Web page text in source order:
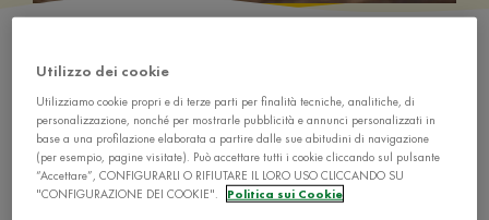
Ingredienti
Utilizzo dei cookie
Utilizziamo cookie propri e di terze parti per finalità tecniche, analitiche, di
personalizzazione, nonché per mostrarle pubblicità e annunci personalizzati in
base a una profilazione elaborata a partire dalle sue abitudini di navigazione
(per esempio, pagine visitate). Può accettare tutti i cookie cliccando sul pulsante
“Accettare”, CONFIGURARLI O RIFIUTARE IL LORO USO CLICCANDO SU
"CONFIGURAZIONE DEI COOKIE".
Politica sui Cookie